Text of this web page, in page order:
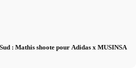
: Mathis shoote pour Adidas x MUSINSA